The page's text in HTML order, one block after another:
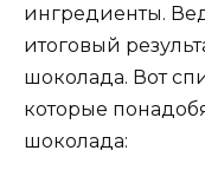
ингредиенты.
итоговый
шоколада. Вот
которые
шоколада: